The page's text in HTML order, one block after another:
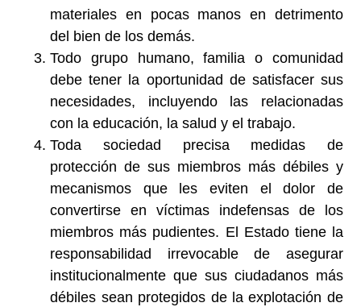
materiales en pocas manos en detrimento
del bien de los demás.
Todo grupo humano, familia o comunidad
debe tener la oportunidad de satisfacer sus
necesidades, incluyendo las relacionadas
con la educación, la salud y el trabajo.
Toda sociedad precisa medidas de
protección de sus miembros más débiles y
mecanismos que les eviten el dolor de
convertirse en víctimas indefensas de los
miembros más pudientes. El Estado tiene la
responsabilidad irrevocable de asegurar
institucionalmente que sus ciudadanos más
débiles sean protegidos de la explotación de